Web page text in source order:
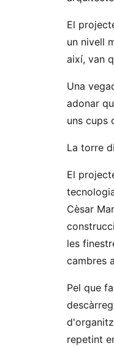
El
un nivell
així, van
Una
adonar
uns cups
La torre
El
Cèsar
les
cambres
Pel que
repetint